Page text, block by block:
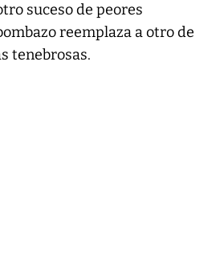
suceso de peores
reemplaza a otro de
tenebrosas.